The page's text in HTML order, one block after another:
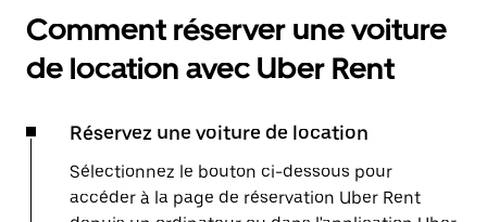
Comment réserver une voiture
de location avec Uber Rent
Réservez une voiture de location
Sélectionnez le bouton ci-dessous pour
accéder à la page de réservation Uber Rent